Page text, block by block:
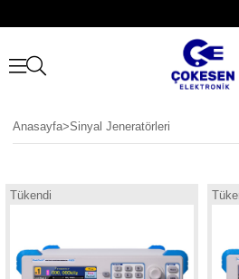
Anasayfa>Sinyal Jeneratörleri
Tükendi